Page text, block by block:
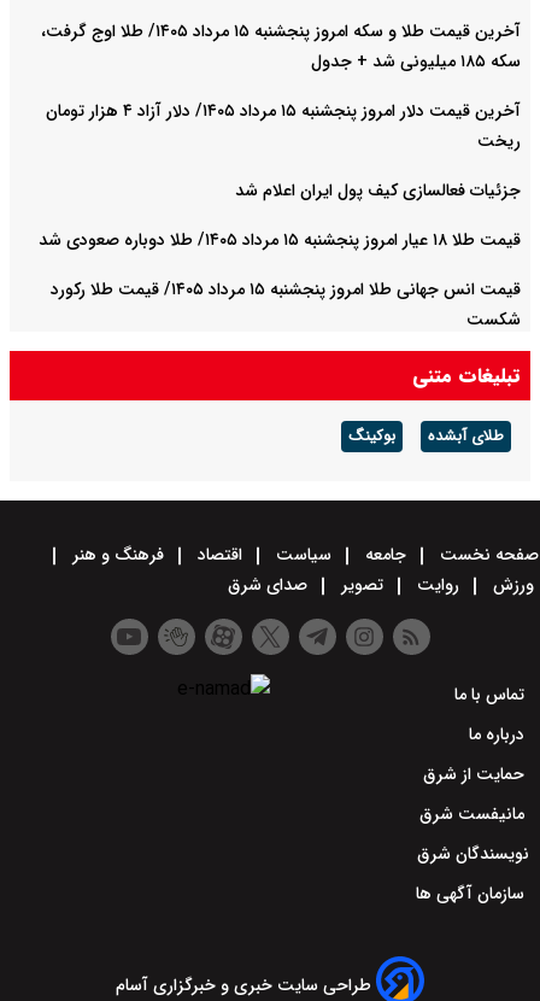
آخرین قیمت طلا و سکه امروز پنجشنبه ۱۵ مرداد ۱۴۰۵/ طلا اوج گرفت،
سکه ۱۸۵ میلیونی شد + جدول
آخرین قیمت دلار امروز پنجشنبه ۱۵ مرداد ۱۴۰۵/ دلار آزاد ۴ هزار تومان
ریخت
جزئیات فعالسازی کیف پول ایران اعلام شد
قیمت طلا ۱۸ عیار امروز پنجشنبه ۱۵ مرداد ۱۴۰۵/ طلا دوباره صعودی شد
قیمت انس جهانی طلا امروز پنجشنبه ۱۵ مرداد ۱۴۰۵/ قیمت طلا رکورد
شکست
تبلیغات متنی
طلای آبشده بوکینگ
صفحه نخست جامعه سیاست اقتصاد
فرهنگ و هنر
ورزش
روایت تصویر صدای شرق
تماس با ما
درباره ما
حمایت از شرق
مانیفست شرق
نویسندگان شرق
سازمان آگهی ها
طراحی سایت خبری و خبرگزاری آسام